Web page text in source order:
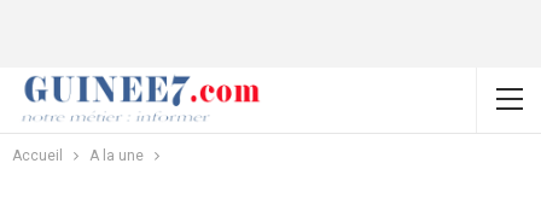
Accueil A la une